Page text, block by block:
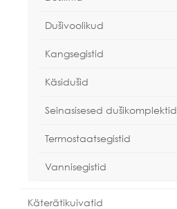
Dušivoolikud
Kangsegistid
Käsidušid
Seinasisesed dušikomplektid
Termostaatsegistid
Vannisegistid
Käterätikuivatid